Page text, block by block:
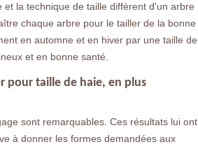
la technique de taille diffèrent d'un arbre
chaque arbre pour le tailler de la bonne
en automne et en hiver par une taille de
et en bonne santé.
pour taille de haie, en plus
sont remarquables. Ces résultats lui ont
à donner les formes demandées aux